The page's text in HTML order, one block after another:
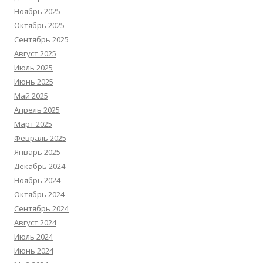
Ноябрь 2025
Октябрь 2025
Сентябрь 2025
Август 2025
Июль 2025
Июнь 2025
Май 2025
Апрель 2025
Март 2025
Февраль 2025
Январь 2025
Декабрь 2024
Ноябрь 2024
Октябрь 2024
Сентябрь 2024
Август 2024
Июль 2024
Июнь 2024